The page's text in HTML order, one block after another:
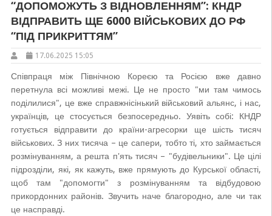
“ДОПОМОЖУТЬ З ВІДНОВЛЕННЯМ”: КНДР
ВІДПРАВИТЬ ЩЕ 6000 ВІЙСЬКОВИХ ДО РФ
“ПІД ПРИКРИТТЯМ”
17.06.2025 15:05
Співпраця між Північною Кореєю та Росією вже давно
перетнула всі можливі межі. Це не просто "ми там чимось
поділилися", це вже справжнісінький військовий альянс, і нас,
українців, це стосується безпосередньо. Уявіть собі: КНДР
готується відправити до країни-агресорки ще шість тисяч
військових. З них тисяча – це сапери, тобто ті, хто займається
розмінуванням, а решта п'ять тисяч – "будівельники". Це цілі
підрозділи, які, як кажуть, вже прямують до Курської області,
щоб там "допомогти" з розмінуванням та відбудовою
прикордонних районів. Звучить наче благородно, але чи так
це насправді.